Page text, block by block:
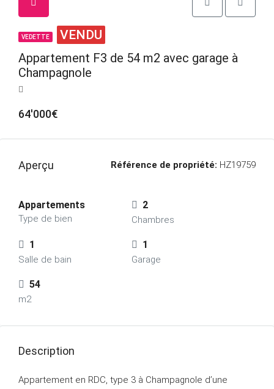
VEDETTE
VENDU
Appartement F3 de 54 m2 avec garage à
Champagnole
64'000€
Aperçu Référence de propriété: HZ19759
Appartements
Type de bien
2
Chambres
1
Salle de bain
1
Garage
54
m2
Description
Appartement en RDC, type 3 à Champagnole d’une